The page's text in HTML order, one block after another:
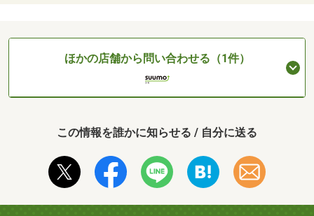
ほかの店舗から問い合わせる（1件）
この情報を誰かに知らせる / 自分に送る